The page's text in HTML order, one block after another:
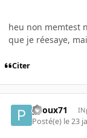
heu non memtest
que je réesaye,
Citer
piloux71
Posté(e) le 23